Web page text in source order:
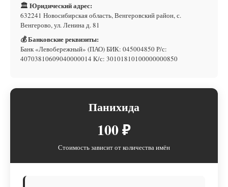
🏛 Юридический адрес:
632241 Новосибирская область, Венгеровский район, с.
Венгерово, ул. Ленина д. 81
💰 Банковские реквизиты:
Банк «Левобережный» (ПАО) БИК: 045004850 Р/с:
40703810609040000014 К/с: 30101810100000000850
Панихида
100 ₽
Стоимость зависит от количества имён